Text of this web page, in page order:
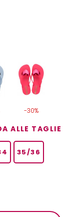
-30%
ALLE TAGLIE
35/36